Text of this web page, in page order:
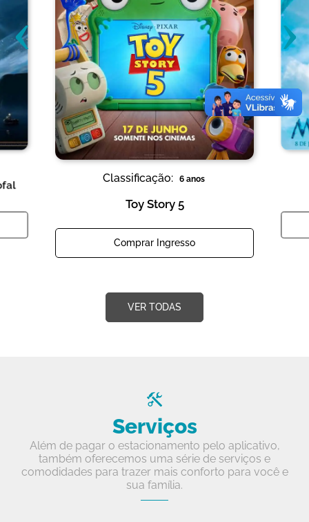
Classificação: 6 anos
Toy Story 5
Comprar Ingresso
‹ ›
VER TODAS
Serviços
Além de pagar o estacionamento pelo aplicativo,
também oferecemos uma série de serviços e
comodidades para trazer mais conforto para você e
sua família.